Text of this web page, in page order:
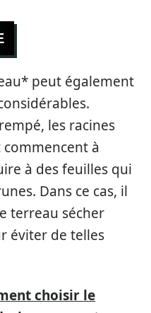
peut également
les racines
commencent à
à des feuilles qui
Dans ce cas, il
terreau sécher
éviter de telles
choisir le